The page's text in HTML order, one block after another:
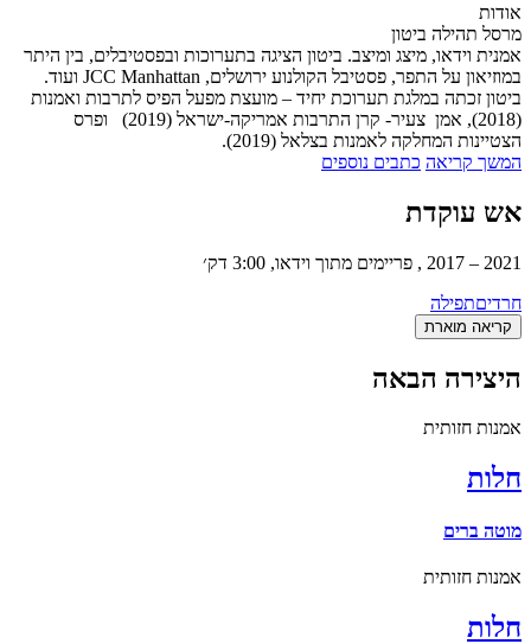
אודות
מרסל תהילה ביטון
אמנית וידאו, מיצג ומיצב. ביטון הציגה בתערוכות ובפסטיבלים, בין היתר
במוזיאון על התפר, פסטיבל הקולנוע ירושלים, JCC Manhattan ועוד.
ביטון זכתה במלגת תערוכת יחיד – מועצת מפעל הפיס לתרבות ואמנות
(2018), אמן צעיר- קרן התרבות אמריקה-ישראל (2019) ופרס
הצטיינות המחלקה לאמנות בצלאל (2019).
המשך קריאה כתבים נוספים
אש עוקדת
2021 – 2017 , פריימים מתוך וידאו, 3:00 דק׳
חרדיםתפילה
קריאה מוארת
היצירה הבאה
אמנות חזותית
חלות
מוטה ברים
אמנות חזותית
חלות